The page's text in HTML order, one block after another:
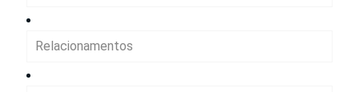
Relacionamentos